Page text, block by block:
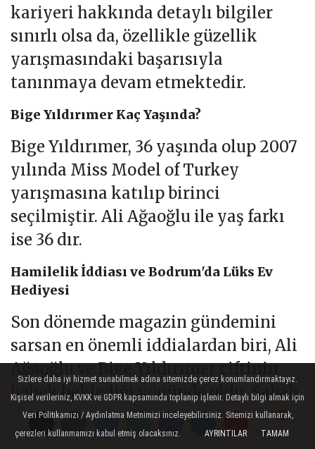
Yorumlar
Yorumlar
Yorumlar
kariyeri hakkında detaylı bilgiler
sınırlı olsa da, özellikle güzellik
yarışmasındaki başarısıyla
tanınmaya devam etmektedir.
Bige Yıldırımer Kaç Yaşında?
Bige Yıldırımer, 36 yaşında olup 2007
yılında Miss Model of Turkey
yarışmasına katılıp birinci
seçilmiştir. Ali Ağaoğlu ile yaş farkı
ise 36 dır.
Hamilelik İddiası ve Bodrum'da Lüks Ev
Hediyesi
Son dönemde magazin gündemini
sarsan en önemli iddialardan biri, Ali
Ağaoğlu ve Bige Yıldırımer çiftinin
bebek beklediği yönünde oldu. Sabah
Gazetesi yazarı Bülent Cankurt'un
aktardığı bilgilere göre, Bige
Sizlere daha iyi hizmet sunabilmek adına sitemizde çerez konumlandırmaktayız.
Kişisel verileriniz, KVKK ve GDPR kapsamında toplanıp işlenir. Detaylı bilgi almak için
Veri Politikamızı / Aydınlatma Metnimizi inceleyebilirsiniz. Sitemizi kullanarak,
çerezleri kullanmamızı kabul etmiş olacaksınız.
AYRINTILAR TAMAM